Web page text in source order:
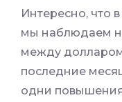
Интересно, что
мы наблюдаем
между
последние
одни